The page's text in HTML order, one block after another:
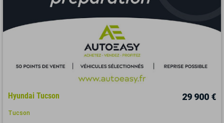
Hyundai Tucson 29 900 €
Tucson